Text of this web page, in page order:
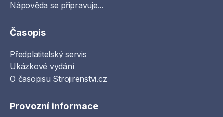
Nápověda se připravuje...
Časopis
Předplatitelský servis
Ukázkové vydání
O časopisu Strojirenstvi.cz
Provozní informace